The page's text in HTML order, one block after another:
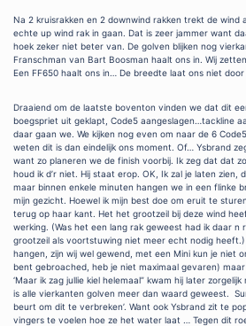
Na 2 kruisrakken en 2 downwind rakken trekt de wind
echte up wind rak in gaan. Dat is zeer jammer want
hoek zeker niet beter van. De golven blijken nog
Franschman van Bart Boosman haalt ons in. Wij
Een FF650 haalt ons in… De breedte laat ons niet door
Draaiend om de laatste boventon vinden we dat dit
boegspriet uit geklapt, Code5 aangeslagen…tackline
daar gaan we. We kijken nog even om naar de 6
weten dit is dan eindelijk ons moment. Of… Ysbrand
want zo planeren we de finish voorbij. Ik zeg dat dat
houd ik d’r niet. Hij staat erop. OK, Ik zal je laten zien,
maar binnen enkele minuten hangen we in een flinke
mijn gezicht. Hoewel ik mijn best doe om eruit te
terug op haar kant. Het het grootzeil bij deze wind
werking. (Was het een lang rak geweest had ik daar n
grootzeil als voortstuwing niet meer echt nodig
hangen, zijn wij wel gewend, met een Mini kun je niet
bent gebroached, heb je niet maximaal gevaren)
‘Maar ik zag jullie kiel helemaal” kwam hij later
is alle vierkanten golven meer dan waard geweest.
beurt om dit te verbreken’. Want ook Ysbrand zit te
vingers te voelen hoe ze het water laat … Tegen dit